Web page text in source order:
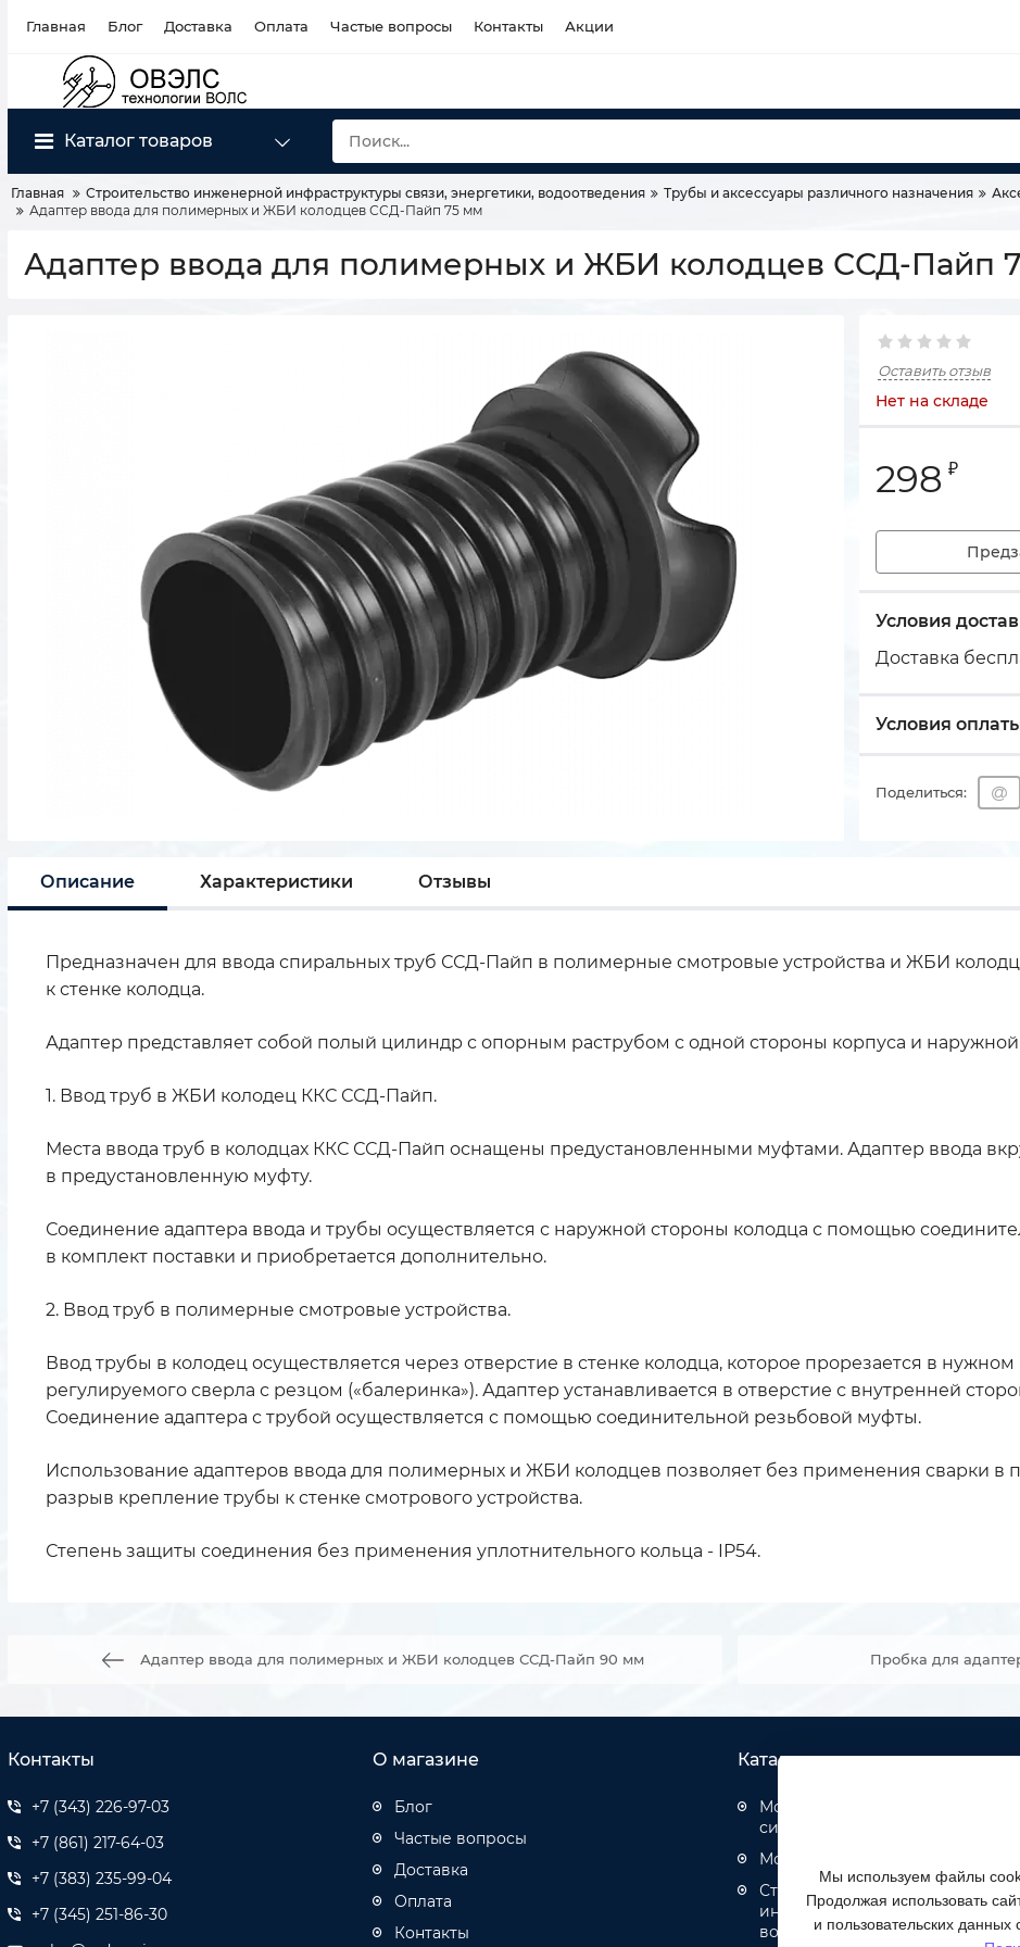
Главная Блог Доставка Оплата Частые вопросы Контакты Акции
Каталог товаров
Главная Строительство инженерной инфраструктуры связи, энергетики, водоотведения Трубы и аксессуары различного назначения
Адаптер ввода для полимерных и ЖБИ колодцев ССД-Пайп 75 мм
Адаптер ввода для полимерных и ЖБИ колодцев ССД-Пайп
Оставить отзыв
Нет на складе
298 ₽
Условия
Доставка
Условия
Поделиться:
Описание Характеристики Отзывы
Предназначен для ввода спиральных труб ССД-Пайп в полимерные смотровые устройства и ЖБИ
к стенке колодца.
Адаптер представляет собой полый цилиндр с опорным раструбом с одной стороны корпуса и
1. Ввод труб в ЖБИ колодец ККС ССД-Пайп.
Места ввода труб в колодцах ККС ССД-Пайп оснащены предустановленными муфтами. Адаптер ввода
в предустановленную муфту.
Соединение адаптера ввода и трубы осуществляется с наружной стороны колодца с помощью
в комплект поставки и приобретается дополнительно.
2. Ввод труб в полимерные смотровые устройства.
Ввод трубы в колодец осуществляется через отверстие в стенке колодца, которое прорезается в
регулируемого сверла с резцом («балеринка»). Адаптер устанавливается в отверстие с внутренней
Соединение адаптера с трубой осуществляется с помощью соединительной резьбовой муфты.
Использование адаптеров ввода для полимерных и ЖБИ колодцев позволяет без применения сварки в
разрыв крепление трубы к стенке смотрового устройства.
Степень защиты соединения без применения уплотнительного кольца - IP54.
Адаптер ввода для полимерных и ЖБИ колодцев ССД-Пайп 90 мм Пробка для
Контакты
+7 (343) 226-97-03
+7 (861) 217-64-03
+7 (383) 235-99-04
+7 (345) 251-86-30
О магазине
Блог
Частые вопросы
Доставка
Оплата
Контакты
Каталог товаров
Монтаж структурированных
систем
Монтаж оптических кабелей
Строительство инженерной
инфраструктуры связи,
водоотведения
Мы используем файлы
Продолжая использовать
и пользовательских